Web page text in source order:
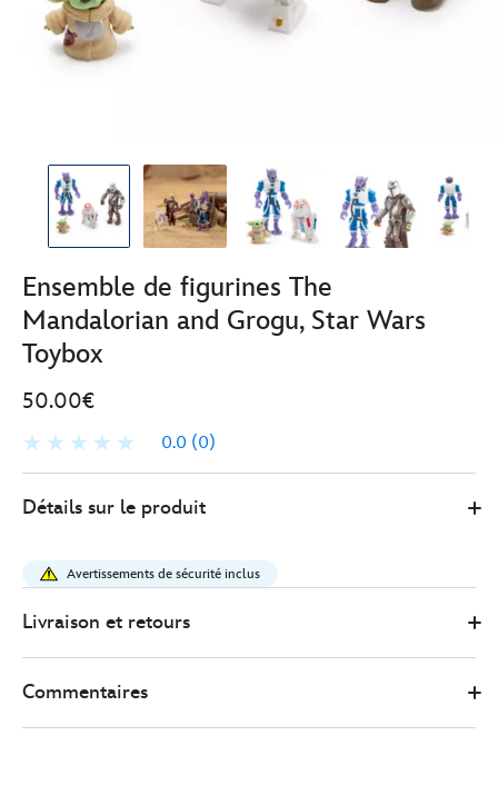
Ensemble de figurines The
Mandalorian and Grogu, Star Wars
Toybox
50.00€
0.0 (0)
Store
50.00
figurines-
the-
grogu-
star-
Détails sur le produit
Avertissements de sécurité inclus
Livraison et retours
Commentaires